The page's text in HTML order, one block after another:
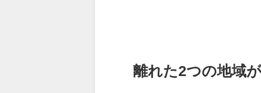
離れた2つの地域